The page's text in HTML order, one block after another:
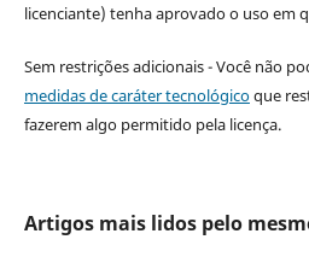
licenciante) tenha aprovado o uso em
Sem restrições adicionais - Você não
medidas de caráter tecnológicoque
fazerem algo permitido pela licença.
Artigos mais lidos pelo